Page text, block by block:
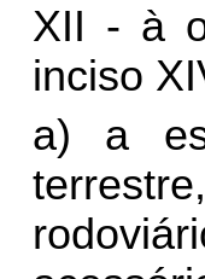
XII - à
inciso
a) a